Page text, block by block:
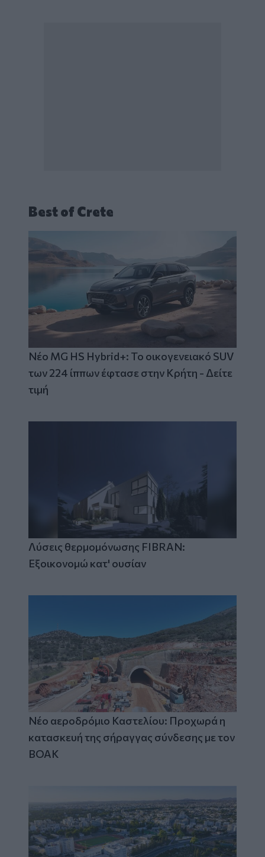
Best of Crete
Νέο MG HS Hybrid+: Το οικογενειακό SUV
των 224 ίππων έφτασε στην Κρήτη - Δείτε
τιμή
Λύσεις θερμομόνωσης FIBRAN:
Εξοικονομώ κατ' ουσίαν
Νέο αεροδρόμιο Καστελίου: Προχωρά η
κατασκευή της σήραγγας σύνδεσης με τον
ΒΟΑΚ